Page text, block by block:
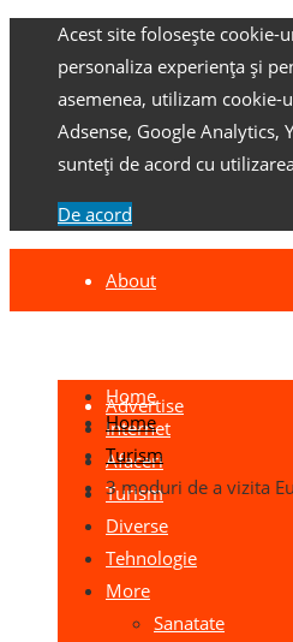
Acest site folosește cookie-
personaliza experiența și
asemenea, utilizam
Adsense, Google Analytics,
sunteți de acord cu
De acord
About
Advertise
Home
Internet
Afaceri
Turism
Diverse
Tehnologie
More
Sanatate
Home
Turism
3 moduri de a vizita